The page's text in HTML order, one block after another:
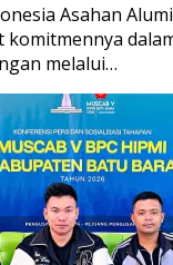
Asahan
melalui…